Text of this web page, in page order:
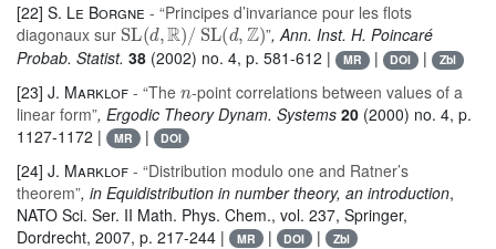
[22] S. Le Borgne - “Principes d’invariance pour les flots
diagonaux sur SL(d,ℝ)/SL(d,ℤ ) ”, Ann. Inst. H. Poincaré
Probab. Statist. 38 (2002) no. 4, p. 581-612 | MR | DOI | Zbl
[23] J. Marklof - “The
-point correlations between values of a
linear form”, Ergodic Theory Dynam. Systems 20 (2000) no. 4, p.
1127-1172 |
MR | DOI
[24] J. Marklof - “Distribution modulo one and Ratner’s
theorem”, in Equidistribution in number theory, an introduction,
NATO Sci. Ser. II Math. Phys. Chem., vol. 237, Springer,
Dordrecht, 2007, p. 217-244 |
MR | DOI | Zbl